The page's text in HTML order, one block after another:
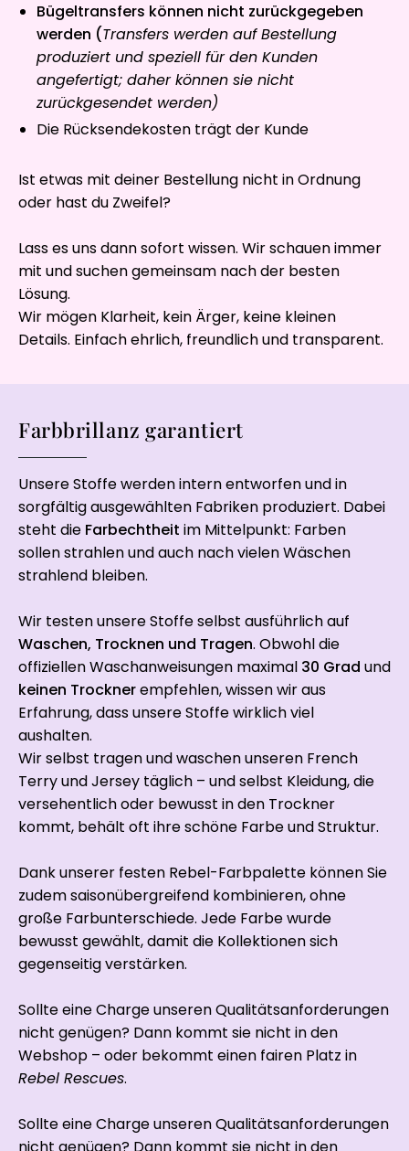
Bügeltransfers können nicht zurückgegeben
werden (Transfers werden auf Bestellung
produziert und speziell für den Kunden
angefertigt; daher können sie nicht
zurückgesendet werden)
Die Rücksendekosten trägt der Kunde
Ist etwas mit deiner Bestellung nicht in Ordnung
oder hast du Zweifel?
Lass es uns dann sofort wissen. Wir schauen immer
mit und suchen gemeinsam nach der besten
Lösung.
Wir mögen Klarheit, kein Ärger, keine kleinen
Details. Einfach ehrlich, freundlich und transparent.
Farbbrillanz garantiert
Unsere Stoffe werden intern entworfen und in
sorgfältig ausgewählten Fabriken produziert. Dabei
steht die Farbechtheit im Mittelpunkt: Farben
sollen strahlen und auch nach vielen Wäschen
strahlend bleiben.
Wir testen unsere Stoffe selbst ausführlich auf
Waschen, Trocknen und Tragen. Obwohl die
offiziellen Waschanweisungen maximal 30 Grad und
keinen Trocknerempfehlen, wissen wir aus
Erfahrung, dass unsere Stoffe wirklich viel
aushalten.
Wir selbst tragen und waschen unseren French
Terry und Jersey täglich – und selbst Kleidung, die
versehentlich oder bewusst in den Trockner
kommt, behält oft ihre schöne Farbe und Struktur.
Dank unserer festen Rebel-Farbpalette können Sie
zudem saisonübergreifend kombinieren, ohne
große Farbunterschiede. Jede Farbe wurde
bewusst gewählt, damit die Kollektionen sich
gegenseitig verstärken.
Sollte eine Charge unseren Qualitätsanforderungen
nicht genügen? Dann kommt sie nicht in den
Webshop – oder bekommt einen fairen Platz in
Rebel Rescues.
Sollte eine Charge unseren Qualitätsanforderungen